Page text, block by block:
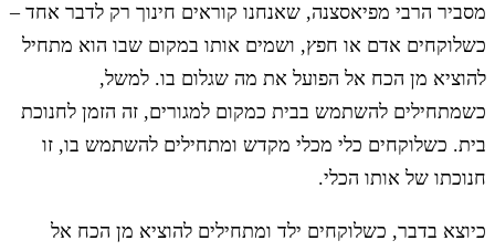
מסביר הרבי מפיאסצנה, שאנחנו קוראים חינוך רק לדבר אחד –
כשלוקחים אדם או חפץ, ושמים אותו במקום שבו הוא מתחיל
להוציא מן הכח אל הפועל את מה שגלום בו. למשל,
כשמתחילים להשתמש בבית כמקום למגורים, זה הזמן לחנוכת
בית. כשלוקחים כלי מכלי מקדש ומתחילים להשתמש בו, זו
חנוכתו של אותו הכלי.
כיוצא בדבר, כשלוקחים ילד ומתחילים להוציא מן הכח אל